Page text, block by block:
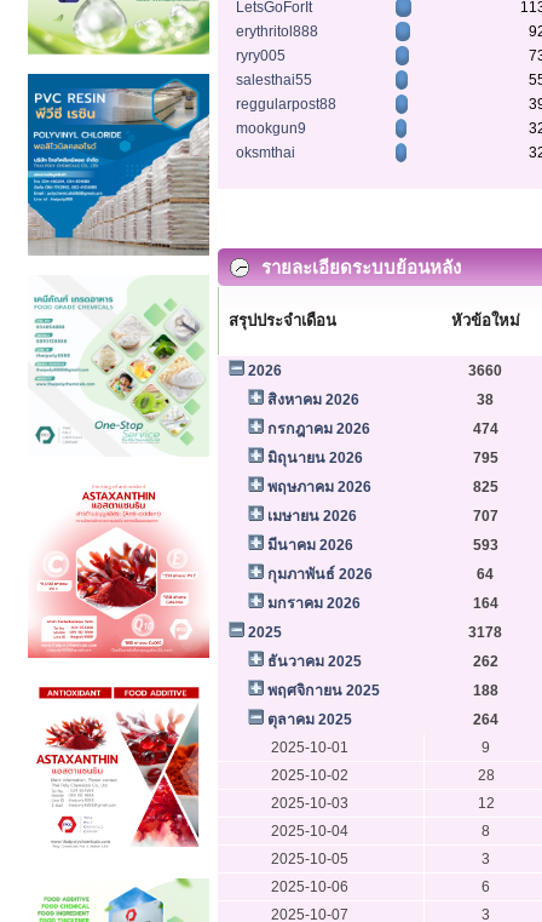
LetsGoForIt
erythritol888
ryry005
salesthai55
reggularpost88
mookgun9
oksmthai
รายละเอียดระบบย้อนหลัง
สรุปประจำเดือน หัวข้อใหม่
2026
3660
สิงหาคม 2026
38
กรกฎาคม 2026
474
มิถุนายน 2026
795
พฤษภาคม 2026
825
เมษายน 2026
707
มีนาคม 2026
593
กุมภาพันธ์ 2026
64
มกราคม 2026
164
2025
3178
ธันวาคม 2025
262
พฤศจิกายน 2025
188
ตุลาคม 2025
264
2025-10-01
9
2025-10-02
28
2025-10-03
12
2025-10-04
8
2025-10-05
3
2025-10-06
6
2025-10-07
3